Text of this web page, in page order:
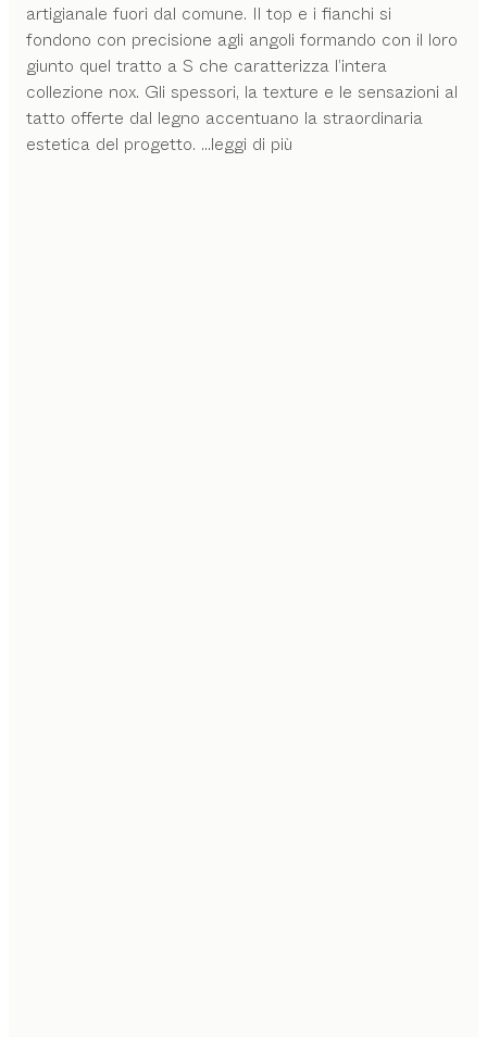
artigianale fuori dal comune. Il top e i fianchi si
fondono con precisione agli angoli formando con il loro
giunto quel tratto a S che caratterizza l’intera
collezione nox. Gli spessori, la texture e le sensazioni al
tatto offerte dal legno accentuano la straordinaria
estetica del progetto. ...leggi di più